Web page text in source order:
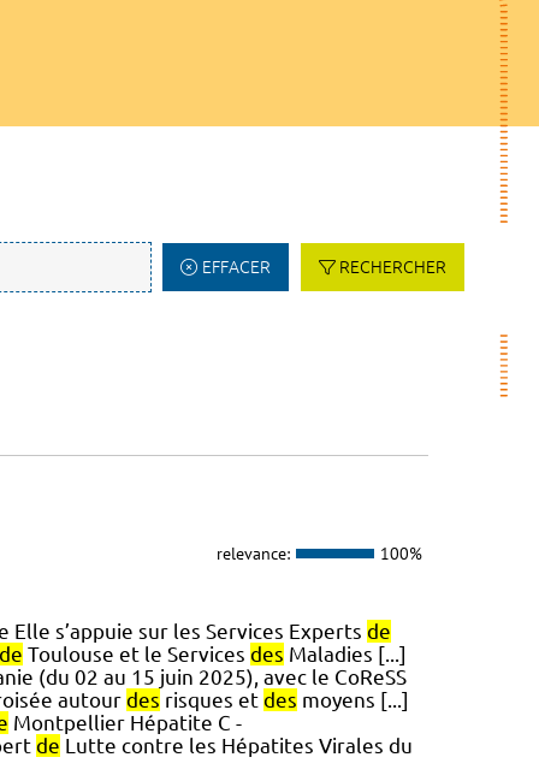
EFFACER RECHERCHER
relevance: 100%
s’appuie sur les Services Experts de
de Toulouse et le Services des Maladies [...]
(du 02 au 15 juin 2025), avec le CoReSS
autour des risques et des moyens [...]
Montpellier Hépatite C -
de Lutte contre les Hépatites Virales du